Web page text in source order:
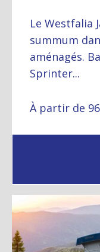
Le Westfalia
summum
aménagés.
Sprinter...
À partir de